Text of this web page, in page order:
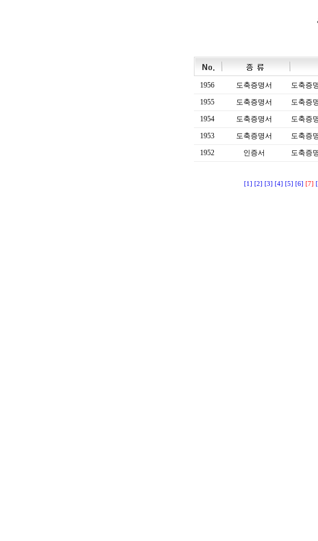
1956 도축증명서 도축증
1955
도축증명서 도축증
1954
도축증명서 도축증
1953
도축증명서 도축증
1952
인증서 도축증
[1] [2] [3] [4] [5] [6] [7]